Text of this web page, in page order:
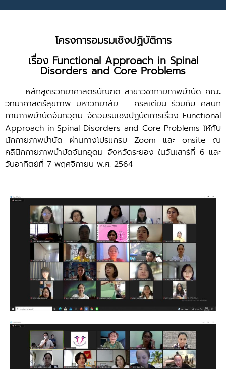
โครงการอมรมเชิงปฏิบัติการ
เรื่อง Functional Approach in Spinal
Disorders and Core Problems
หลักสูตรวิทยาศาสตรบัณฑิต สาขาวิชากายภาพบำบัด คณะ
วิทยาศาสตร์สุขภาพ มหาวิทยาลัย คริสเตียน ร่วมกับ คลินิก
กายภาพบำบัดจันทอุดม จัดอบรมเชิงปฏิบัติการเรื่อง Functional
Approach in Spinal Disorders and Core Problems ให้กับ
นักกายภาพบำบัด ผ่านทางโปรแกรม Zoom และ onsite ณ
คลินิกกายภาพบำบัดจันทอุดม จังหวัดระยอง ในวันเสาร์ที่ 6 และ
วันอาทิตย์ที่ 7 พฤศจิกายน พ.ศ. 2564